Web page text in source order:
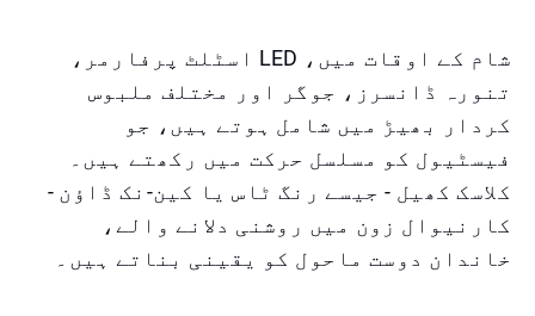
شام کے اوقات میں، LED اسٹلٹ پرفارمر،
تنورہ ڈانسرز، جوگر اور مختلف ملبوس
کردار بھیڑ میں شامل ہوتے ہیں، جو
فیسٹیول کو مسلسل حرکت میں رکھتے ہیں۔
کلاسک کھیل - جیسے رنگ ٹاس یا کین-نک ڈاؤن -
کارنیوال زون میں روشنی دلانے والے،
خاندان دوست ماحول کو یقینی بناتے ہیں۔